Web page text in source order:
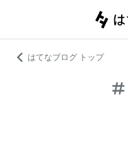
はてなブログ トップ